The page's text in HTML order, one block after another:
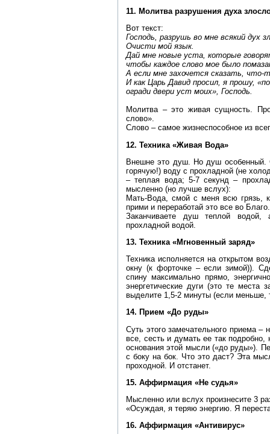
11. Молитва разрушения духа
Вот текст:
Господь, разрушь во мне всякий дух
Очисти мой язык.
Дай мне новые уста, которые
чтобы каждое слово мое было
А если мне захочется сказать, что-
И как Царь Давид просил, я прошу,
огради двери уст моих», Господь.
Молитва – это живая сущность.
слово».
Слово – самое жизнеспособное из
12. Техника «Живая Вода»
Внешне это душ. Но душ особенный.
горячую!) воду с прохладной (не
– теплая вода; 5-7 секунд –
мысленно (но лучше вслух):
Мать-Вода, смой с меня всю грязь,
прими и переработай это все во Благо.
Заканчиваете душ теплой водой,
прохладной водой.
13. Техника «Мгновенный заряд»
Техника исполняется на открытом
окну (к форточке – если зимой)).
спину максимально прямо,
энергетические дуги (это те
выделите 1,5-2 минуты (если меньше,
14. Прием «До руды»
Суть этого замечательного приема –
все, сесть и думать ее так
основания этой мысли («до руды»).
с боку на бок. Что это даст? Эта
проходной. И отстанет.
15. Аффирмация «Не судья»
Мысленно или вслух произнесите 3
«Осуждая, я теряю энергию. Я
16. Аффирмация «Антивирус»